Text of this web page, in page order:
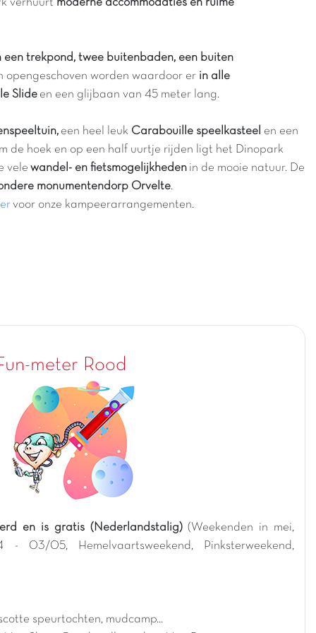
verhuurt moderne accommodaties en ruime
trekpond, twee buitenbaden, een buiten
opengeschoven worden waardoor er in alle
Slide en een glijbaan van 45 meter lang.
een heel leuk Carabouille speelkasteel en een
de hoek en op een half uurtje rijden ligt het Dinopark
vele wandel- en fietsmogelijkheden in de mooie natuur. De
monumentendorp Orvelte.
voor onze kampeerarrangementen.
meter Rood
en is gratis (Nederlandstalig) (Weekenden in mei,
- 03/05, Hemelvaartsweekend, Pinksterweekend,
speurtochten, mudcamp...